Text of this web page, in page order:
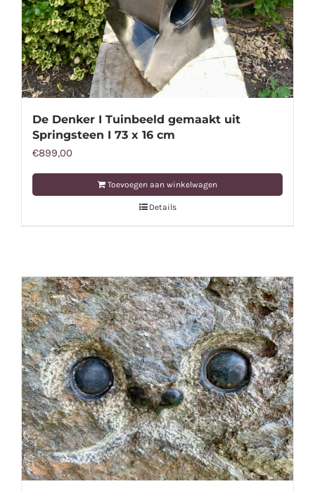
De Denker I Tuinbeeld gemaakt uit
Springsteen I 73 x 16 cm
€899,00
Toevoegen aan winkelwagen
Details